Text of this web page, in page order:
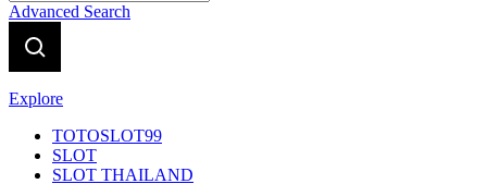
Advanced Search
Explore
TOTOSLOT99
SLOT
SLOT THAILAND